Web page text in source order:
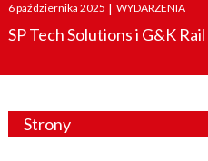
Posted
on
6 października 2025 | WYDARZENIA
SP Tech Solutions i G&K
Strony